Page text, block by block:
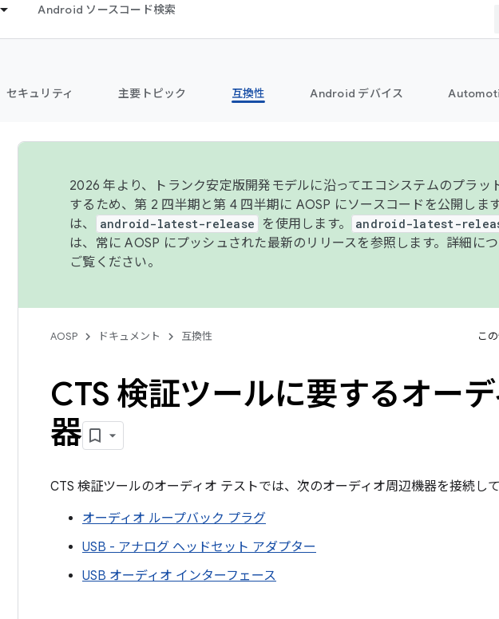
Android ソースコード検索
セキュリティ 主要トピック 互換性 Android デバイス
2026 年より、トランク安定版開発モデルに沿ってエコシステムのプラッ
するため、第 2 四半期と第 4 四半期に AOSP にソースコードを公開しま
は、
android-latest-release を使用します。 android-latest-
は、常に AOSP にプッシュされた最新のリリースを参照します。詳細につ
ご覧ください。
AOSP ドキュメント 互換性 こ
CTS 検証ツールに要するオー
器
CTS 検証ツールのオーディオ テストでは、次のオーディオ周辺機器を接続し
オーディオ ループバック プラグ
USB - アナログ ヘッドセット アダプター
USB オーディオ インターフェース